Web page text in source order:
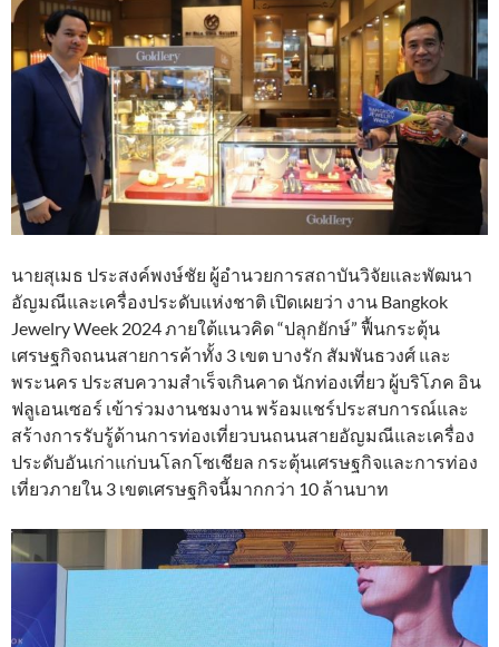
นายสุเมธ ประสงค์พงษ์ชัย ผู้อำนวยการสถาบันวิจัยและพัฒนา
อัญมณีและเครื่องประดับแห่งชาติ เปิดเผยว่า งาน Bangkok
Jewelry Week 2024 ภายใต้แนวคิด “ปลุกยักษ์” ฟื้นกระตุ้น
เศรษฐกิจถนนสายการค้าทั้ง 3 เขต บางรัก สัมพันธวงศ์ และ
พระนคร ประสบความสำเร็จเกินคาด นักท่องเที่ยว ผู้บริโภค อิน
ฟลูเอนเซอร์ เข้าร่วมงานชมงาน พร้อมแชร์ประสบการณ์และ
สร้างการรับรู้ด้านการท่องเที่ยวบนถนนสายอัญมณีและเครื่อง
ประดับอันเก่าแก่บนโลกโซเชียล กระตุ้นเศรษฐกิจและการท่อง
เที่ยวภายใน 3 เขตเศรษฐกิจนี้มากกว่า 10 ล้านบาท